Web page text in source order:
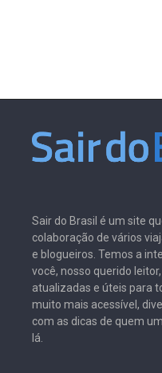
Sair do Brasil é um site
colaboração de vários
e blogueiros. Temos a
você, nosso querido
atualizadas e úteis para
muito mais acessível,
com as dicas de quem
lá.